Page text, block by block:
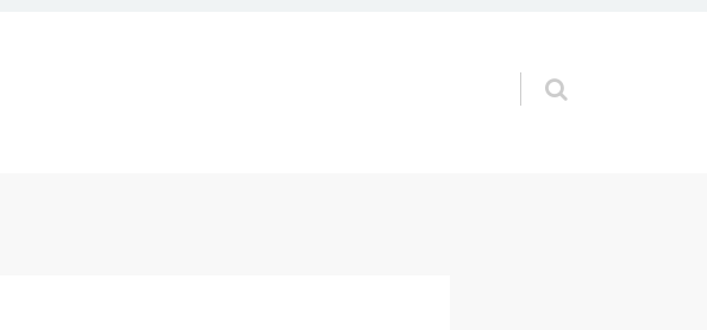
Pular para o conteúdo